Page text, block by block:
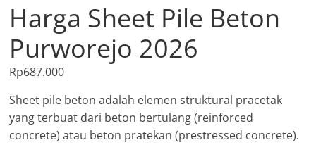
Harga Sheet Pile Beton
Purworejo 2026
Rp687.000
Sheet pile beton adalah elemen struktural pracetak
yang terbuat dari beton bertulang (reinforced
concrete) atau beton pratekan (prestressed concrete).